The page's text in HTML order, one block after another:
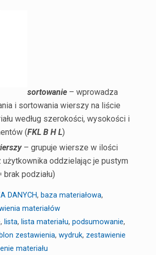
sortowanie – wprowadza
i sortowania wierszy na liście
według szerokości, wysokości i
(FKL B H L)
– grupuje wiersze w ilości
użytkownika oddzielając je pustym
podziału)
DANYCH, baza materiałowa,
materiałów
, lista, lista materiału, podsumowanie,
zestawienia, wydruk, zestawienie
materiału